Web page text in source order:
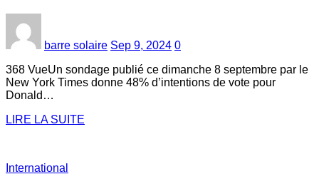
barre solaire Sep 9, 2024 0
368 VueUn sondage publié ce dimanche 8 septembre par le
New York Times donne 48% d’intentions de vote pour
Donald…
LIRE LA SUITE
International